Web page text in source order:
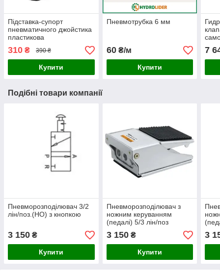
Підставка-супорт
пневматичного джойстика
пластикова
310 ₴ 390 ₴
Купити
Пневмотрубка 6 мм
60₴/м
Купити
7
Подібні товари компанії
Пневморозподілювач 3/2
лін/поз.(НО) з кнопкою
3 150 ₴
Купити
Пневморозподілювач з
ножним керуванням
(педалі) 5/3 лін/поз
3 150₴
Купити
3